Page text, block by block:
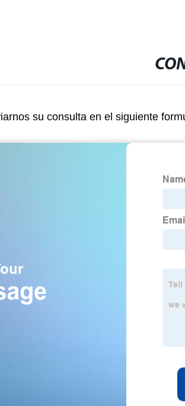
su consulta en el siguiente